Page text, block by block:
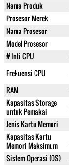
Nama Produk
Prosesor Merek
Nama Prosesor
Model Prosesor
# Inti CPU
Frekuensi CPU
RAM
Kapasitas Storage
untuk Pemakai
Jenis Kartu Memori
Kapasitas Kartu
Memori Maksimum
Sistem Operasi (OS)